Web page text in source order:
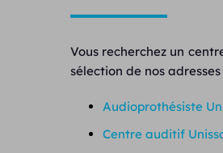
Vous recherchez un
sélection de nos
Audioprothésiste
Centre auditif